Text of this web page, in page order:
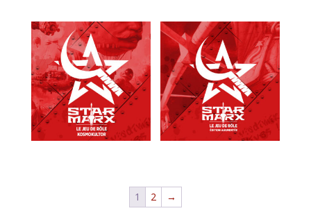
1 2 →